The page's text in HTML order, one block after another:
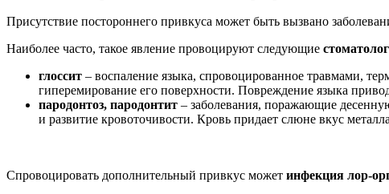
Присутствие постороннего привкуса может быть вызвано
Наиболее часто, такое явление провоцируют следующие
глоссит – воспаление языка, спровоцированное травмами,
гиперемирование его поверхности. Повреждение языка
пародонтоз, пародонтит – заболевания, поражающие
и развитие кровоточивости. Кровь придает слюне вкус
Спровоцировать дополнительный привкус может инфекция лор-